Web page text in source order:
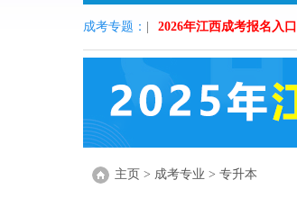
成考专题： 2026年江西成考报名入口
主页 > 成考专业 > 专升本